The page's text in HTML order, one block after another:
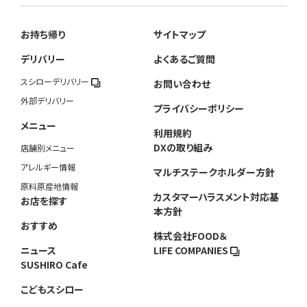
お持ち帰り
デリバリー
スシローデリバリー
外部デリバリー
メニュー
店舗別メニュー
アレルギー情報
原料原産地情報
お店を探す
おすすめ
ニュース
SUSHIRO Cafe
こどもスシロー
サイトマップ
よくあるご質問
お問い合わせ
プライバシーポリシー
利用規約
DXの取り組み
マルチステークホルダー方針
カスタマーハラスメント対応基
本方針
株式会社FOOD＆
LIFE COMPANIES